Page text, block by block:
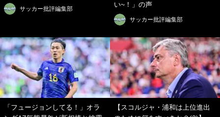
サッカー批評編集部
い~！」の声
サッカー批評編集部
「フュージョンしてる！」オラ
【スコルジャ・浦和は上位進出